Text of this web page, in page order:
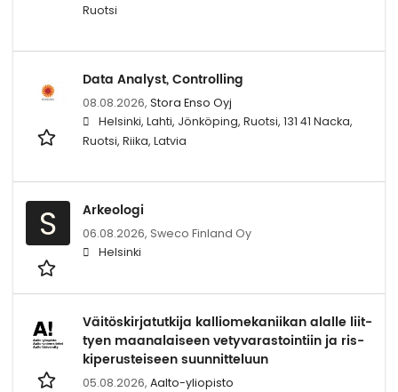
Ruotsi
Data Analyst, Controlling
08.08.2026, Stora Enso Oyj
Helsinki, Lahti, Jönköping, Ruotsi, 131 41 Nacka,
Ruotsi, Riika, Latvia
S Arkeologi
06.08.2026, Sweco Finland Oy
Helsinki
Väi­tös­kir­ja­tut­ki­ja kal­lio­me­ka­nii­kan alal­le liit­
tyen maa­na­lai­seen ve­ty­va­ras­toin­tiin ja ris­
ki­pe­rus­tei­seen suun­nit­te­luun
05.08.2026, Aalto-yliopisto